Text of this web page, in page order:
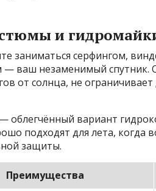
и
заниматься серфингом,
— ваш незаменимый спутник.
от солнца, не
облегчённый вариант
подходят для лета, когда
защиты.
Преимущества